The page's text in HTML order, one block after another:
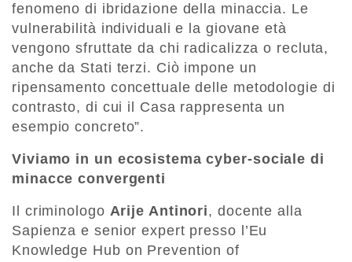
fenomeno di ibridazione della minaccia. Le
vulnerabilità individuali e la giovane età
vengono sfruttate da chi radicalizza o recluta,
anche da Stati terzi. Ciò impone un
ripensamento concettuale delle metodologie di
contrasto, di cui il Casa rappresenta un
esempio concreto”.
Viviamo in un ecosistema cyber-sociale di
minacce convergenti
Il criminologo Arije Antinori, docente alla
Sapienza e senior expert presso l’Eu
Knowledge Hub on Prevention of